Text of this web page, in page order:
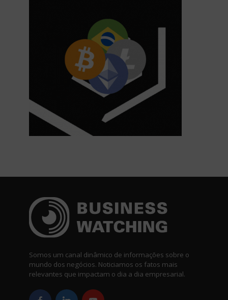
Somos um canal dinâmico de informações sobre o
mundo dos negócios. Noticiamos os fatos mais
relevantes que impactam o dia a dia empresarial.